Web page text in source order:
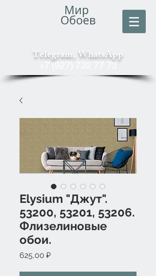
Мир
Обоев
Telegram, WhatsApp
+7 (927) 732 77 73
Elysium "Джут".
53200, 53201, 53206.
Флизелиновые
обои.
625,00 ₽Цена